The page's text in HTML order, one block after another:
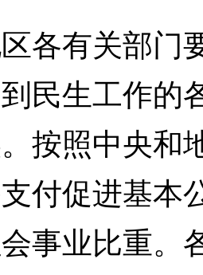
有关部门要
民生工作的
按照中央和
付促进基本
事业比重。